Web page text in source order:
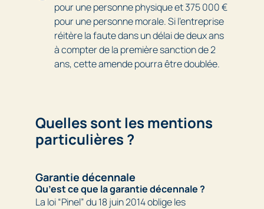
pour une personne physique et 375 000 €
pour une personne morale. Si l’entreprise
réitère la faute dans un délai de deux ans
à compter de la première sanction de 2
ans, cette amende pourra être doublée.
Quelles sont les mentions
particulières ?
Garantie décennale
Qu’est ce que la garantie décennale ?
La loi “Pinel” du 18 juin 2014 oblige les